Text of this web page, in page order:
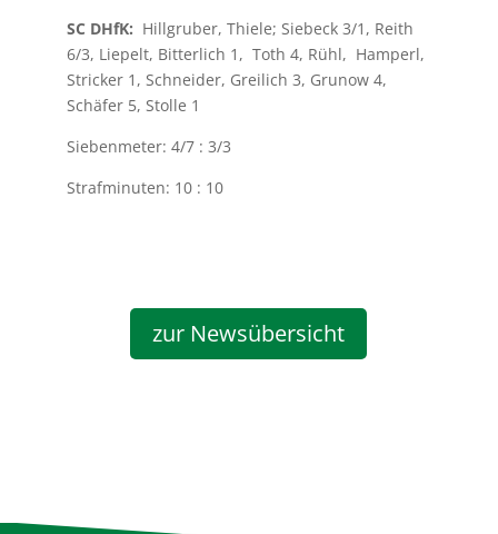
SC DHfK: Hillgruber, Thiele; Siebeck 3/1, Reith
6/3, Liepelt, Bitterlich 1, Toth 4, Rühl, Hamperl,
Stricker 1, Schneider, Greilich 3, Grunow 4,
Schäfer 5, Stolle 1
Siebenmeter: 4/7 : 3/3
Strafminuten: 10 : 10
zur Newsübersicht